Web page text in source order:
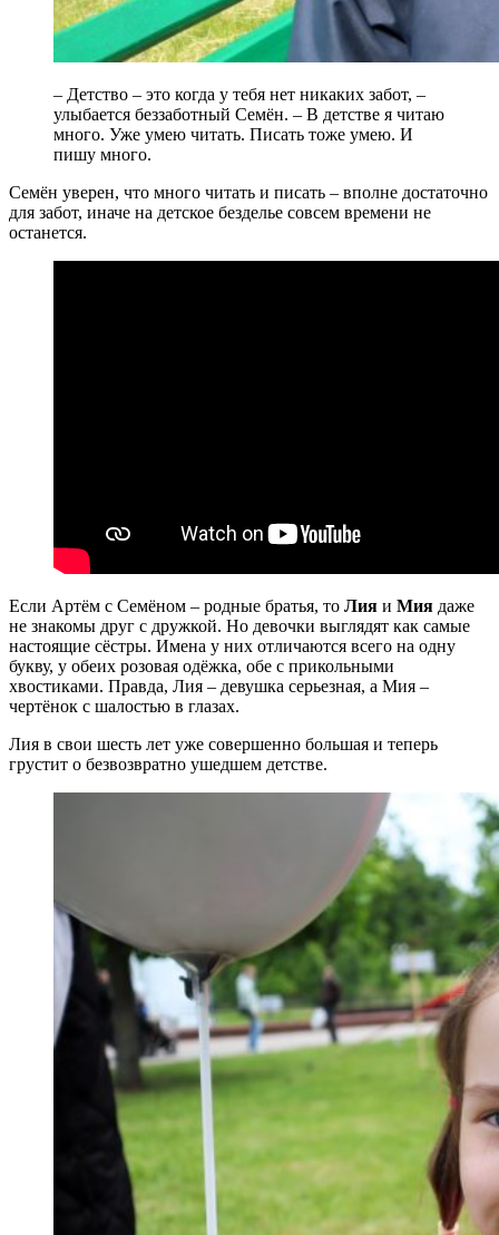
– Детство – это когда у тебя нет никаких забот, –
улыбается беззаботный Семён. – В детстве я читаю
много. Уже умею читать. Писать тоже умею. И
пишу много.
Семён уверен, что много читать и писать – вполне достаточно
для забот, иначе на детское безделье совсем времени не
останется.
Если Артём с Семёном – родные братья, то Лия и Мия даже
не знакомы друг с дружкой. Но девочки выглядят как самые
настоящие сёстры. Имена у них отличаются всего на одну
букву, у обеих розовая одёжка, обе с прикольными
хвостиками. Правда, Лия – девушка серьезная, а Мия –
чертёнок с шалостью в глазах.
Лия в свои шесть лет уже совершенно большая и теперь
грустит о безвозвратно ушедшем детстве.